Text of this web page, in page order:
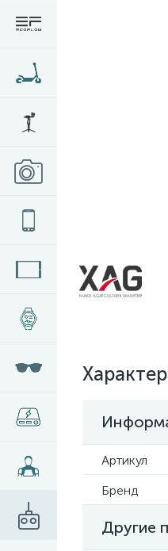
Артикул
Бренд
Другие